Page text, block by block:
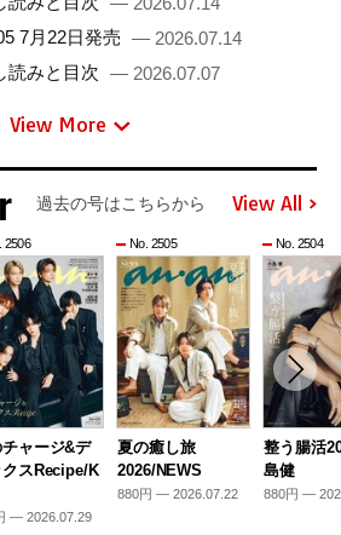
7月22日発売 — 2026.07.14
読みと目次 — 2026.07.07
View More
過去の号はこちらから View All
2506
ャージ&デ
クスRecipe/K
— 2026.07.29
No. 2505
夏の癒し旅
2026/NEWS
880円 — 2026.07.22
No. 2504
整う腸活
島健
880円 —